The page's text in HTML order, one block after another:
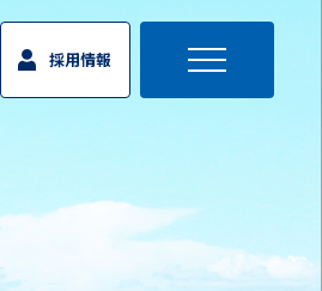
採用情報
toggle